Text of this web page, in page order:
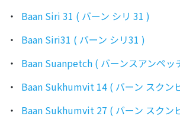
Baan Siri 31 ( バーン シリ 31 )
Baan Siri31 ( バーン シリ31 )
Baan Suanpetch ( バーンスアンペッ
Baan Sukhumvit 14 ( バーン スクン
Baan Sukhumvit 27 ( バーン スクン